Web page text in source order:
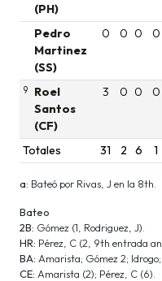
(PH)
Pedro
Martinez
(SS)
0 0 0 0
9
Roel
Santos
(CF)
3 0 0 0
Totales 31 2 6 1
a: Bateó por Rivas, J en la 8th.
Bateo
2B: Gómez (1, Rodriguez, J).
HR: Pérez, C (2, 9th entrada
BA: Amarista; Gómez 2;
CE: Amarista (2); Pérez, C (6).